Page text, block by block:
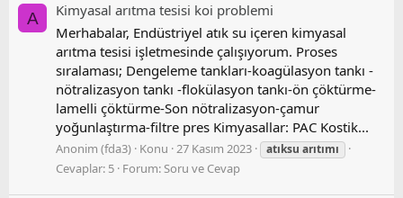
A
Kimyasal arıtma tesisi koi̇ problemi
Merhabalar, Endüstriyel atık su içeren kimyasal
arıtma tesisi işletmesinde çalışıyorum. Proses
sıralaması; Dengeleme tankları-koagülasyon tankı -
nötralizasyon tankı -flokülasyon tankı-ön çöktürme-
lamelli çöktürme-Son nötralizasyon-çamur
yoğunlaştırma-filtre pres Kimyasallar: PAC Kostik...
Anonim (fda3) Konu 27 Kasım 2023 atıksu arıtımı
Cevaplar: 5 Forum:Soru ve Cevap